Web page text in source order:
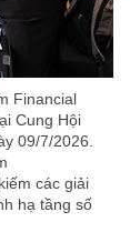
Financial
Cung Hội
09/7/2026.
các giải
hạ tầng số